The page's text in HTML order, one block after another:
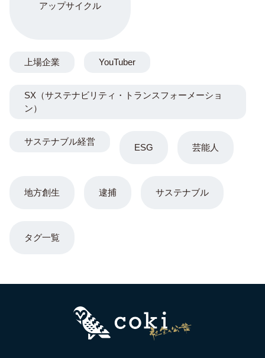
アップサイクル
ESG 芸能人
地方創生 逮捕 サステナブル
上場企業 YouTuber
SX（サステナビリティ・トランスフォーメーショ
ン）
サステナブル経営
タグ一覧